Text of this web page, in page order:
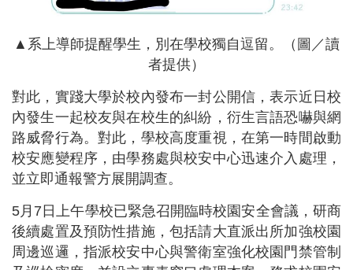
▲系上導師提醒學生，別在學校獨自逗留。（圖／讀
者提供）
對此，實踐大學於校內發布一封公開信，表示近日校
內發生一起校友與在校生的糾紛，衍生言語恐嚇與網
路威脅行為。對此，學校高度重視，在第一時間啟動
校安應變程序，由學務處與校安中心迅速介入處理，
並立即通報警方展開調查。
5月7日上午學校已緊急召開臨時校園安全會議，研商
後續處置及預防性措施，包括請大直派出所加強校園
周邊巡邏，指派校安中心與警衛室強化校園門禁管制